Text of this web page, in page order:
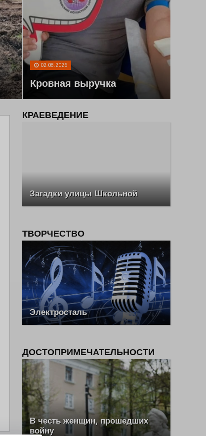
02.08.2026
Кровная выручка
КРАЕВЕДЕНИЕ
Загадки улицы Школьной
ТВОРЧЕСТВО
Электросталь
ДОСТОПРИМЕЧАТЕЛЬНОСТИ
В честь женщин, прошедших
войну